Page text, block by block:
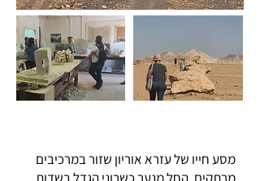
מסע חייו של עזרא אוריון שזור במרכיבים